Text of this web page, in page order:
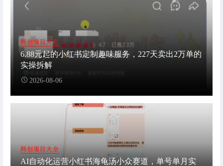
网创项目大全
6.88元起的小红书定制趣味服务，227天卖出2万单的
实操拆解
2026-08-06
网创项目大全
AI自动化运营小红书海龟汤小众赛道，单号单月实